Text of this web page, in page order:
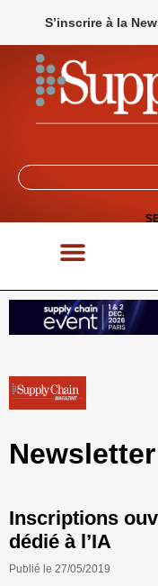
S’inscrire à la
Inscriptions
dédié à l’IA
Publié le 27/05/2019